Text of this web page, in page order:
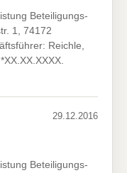
Beteiligungs-
1, 74172
Reichle,
29.12.2016
Beteiligungs-